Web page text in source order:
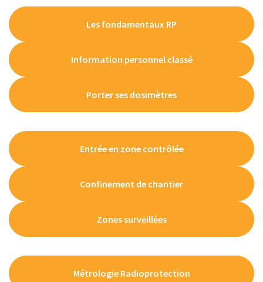
Les fondamentaux RP
Information personnel classé
Porter ses dosimètres
Entrée en zone contrôlée
Confinement de chantier
Zones surveillées
Métrologie Radioprotection